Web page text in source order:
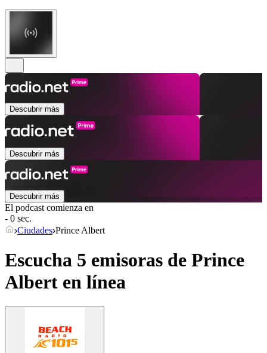
Descubrir más
Descubrir más
Descubrir más
El podcast comienza en
- 0 sec.
Ciudades Prince Albert
Escucha 5 emisoras de Prince
Albert en línea